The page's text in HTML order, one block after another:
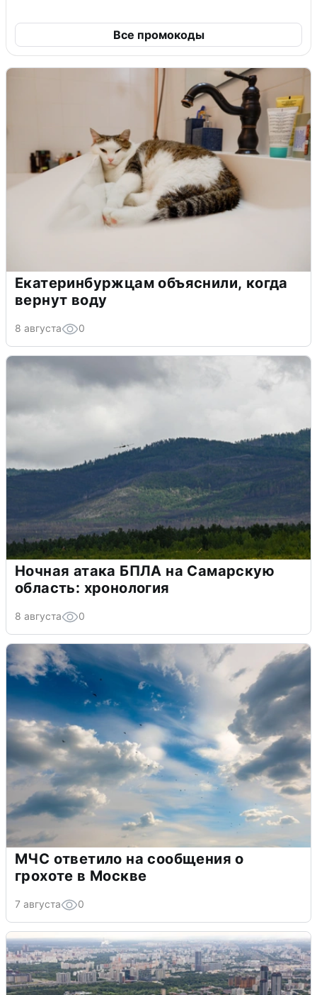
Все промокоды
Екатеринбуржцам объяснили, когда
вернут воду
8 августа 0
Ночная атака БПЛА на Самарскую
область: хронология
8 августа 0
МЧС ответило на сообщения о
грохоте в Москве
7 августа 0